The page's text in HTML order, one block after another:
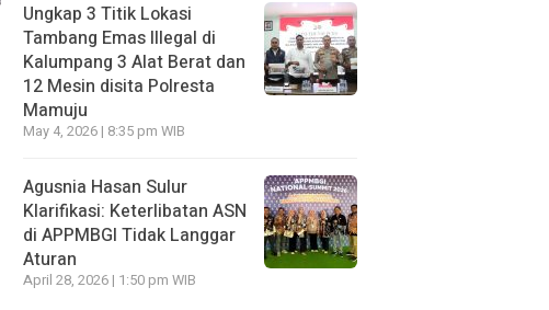
Ungkap 3 Titik Lokasi
Tambang Emas Illegal di
Kalumpang 3 Alat Berat dan
12 Mesin disita Polresta
Mamuju
May 4, 2026 | 8:35 pm WIB
Agusnia Hasan Sulur
Klarifikasi: Keterlibatan ASN
di APPMBGI Tidak Langgar
Aturan
April 28, 2026 | 1:50 pm WIB